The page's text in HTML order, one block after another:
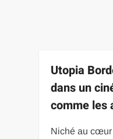
Utopia
dans un
comme les
Niché au cœur